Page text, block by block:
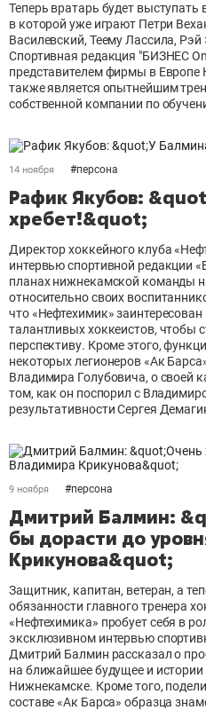
Теперь вратарь будет
в которой уже играют Петри
Василевский, Теему Лассила,
Спортивная редакция "БИЗНЕС
представителем фирмы в
также является опытнейшим
собственной компании по
14 ноября #персона
Рафик Якубов:
хребет!&quot;
Директор хоккейного клуба
интервью спортивной редакции
планах нижнекамской команды
относительно своих
что «Нефтехимик»
талантливых хоккеистов, чтобы
перспективу. Кроме этого,
некоторых легионеров «Ак
Владимира Голубовича, о своей
том, как он поспорил с
результативности Сергея
9 ноября #персона
Дмитрий Балмин:
бы дорасти до
Крикунова&quot;
Защитник, капитан, ветеран, а
обязанности главного тренера
«Нефтехимика» пробует себя в
эксклюзивном интервью
Дмитрий Балмин рассказал о
на ближайшее будущее и истории
Нижнекамске. Кроме того,
составе «Ак Барса» образца